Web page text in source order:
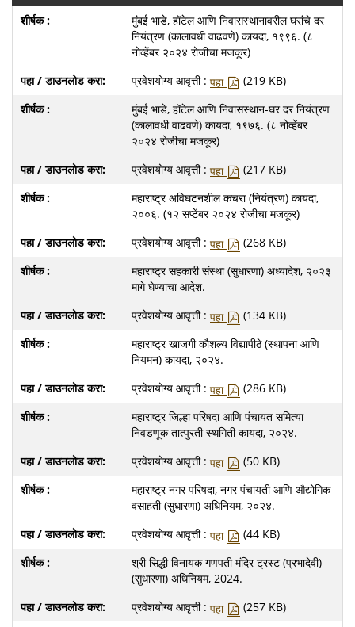
मुंबई भाडे, हॉटेल आणि निवासस्थानावरील घरांचे दर
नियंत्रण (कालावधी वाढवणे) कायदा, १९९६. (८
नोव्हेंबर २०२४ रोजीचा मजकूर)
प्रवेशयोग्य आवृत्ती : पहा
(219 KB)
मुंबई भाडे, हॉटेल आणि निवासस्थान-घर दर नियंत्रण
(कालावधी वाढवणे) कायदा, १९७६. (८ नोव्हेंबर
२०२४ रोजीचा मजकूर)
प्रवेशयोग्य आवृत्ती : पहा
(217 KB)
महाराष्ट्र अविघटनशील कचरा (नियंत्रण) कायदा,
२००६. (१२ सप्टेंबर २०२४ रोजीचा मजकूर)
प्रवेशयोग्य आवृत्ती : पहा
(268 KB)
महाराष्ट्र सहकारी संस्था (सुधारणा) अध्यादेश, २०२३
मागे घेण्याचा आदेश.
प्रवेशयोग्य आवृत्ती : पहा
(134 KB)
महाराष्ट्र खाजगी कौशल्य विद्यापीठे (स्थापना आणि
नियमन) कायदा, २०२४.
प्रवेशयोग्य आवृत्ती : पहा
(286 KB)
महाराष्ट्र जिल्हा परिषदा आणि पंचायत समित्या
निवडणूक तात्पुरती स्थगिती कायदा, २०२४.
प्रवेशयोग्य आवृत्ती : पहा
(50 KB)
महाराष्ट्र नगर परिषदा, नगर पंचायती आणि औद्योगिक
वसाहती (सुधारणा) अधिनियम, २०२४.
प्रवेशयोग्य आवृत्ती : पहा
(44 KB)
श्री सिद्धी विनायक गणपती मंदिर ट्रस्ट (प्रभादेवी)
(सुधारणा) अधिनियम, 2024.
प्रवेशयोग्य आवृत्ती : पहा
(257 KB)